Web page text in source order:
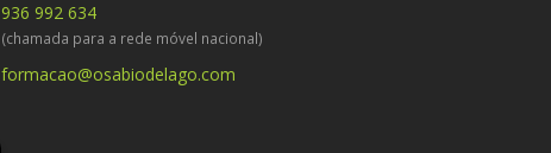
936 992 634
(chamada para a rede móvel nacional)
formacao@osabiodelago.com